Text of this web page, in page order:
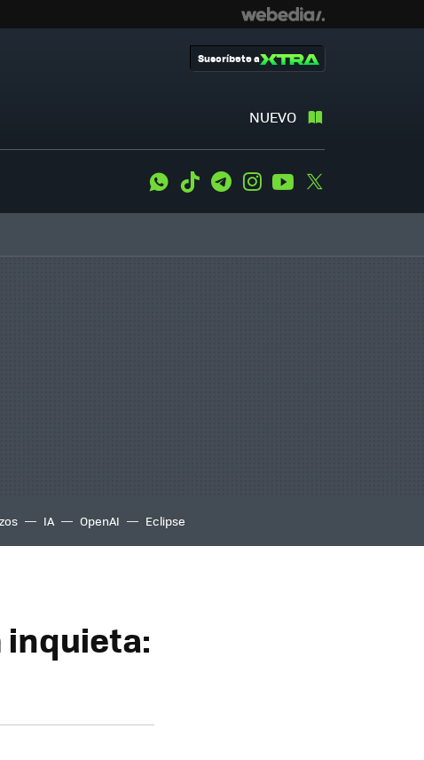
NUEVO
Suscríbete a
WhatsApp
Tiktok TelegramInstagramYoutube
IA OpenAI Eclipse